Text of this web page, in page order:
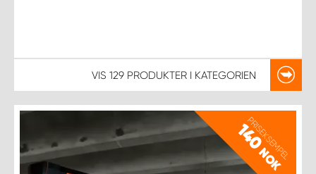
VIS 129 PRODUKTER I KATEGORIEN
PRISEKSEMPEL
140
NOK